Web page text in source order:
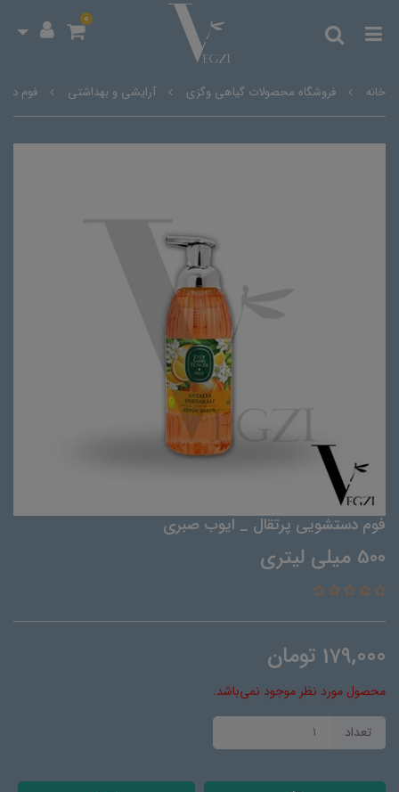
0
خانه فروشگاه محصولات گیاهی وگزی آرایشی و بهداشتی فوم
فوم دستشویی پرتقال _ ایوب صبری
500 میلی لیتری
179,000 تومان
محصول مورد نظر موجود نمی‌باشد.
تعداد